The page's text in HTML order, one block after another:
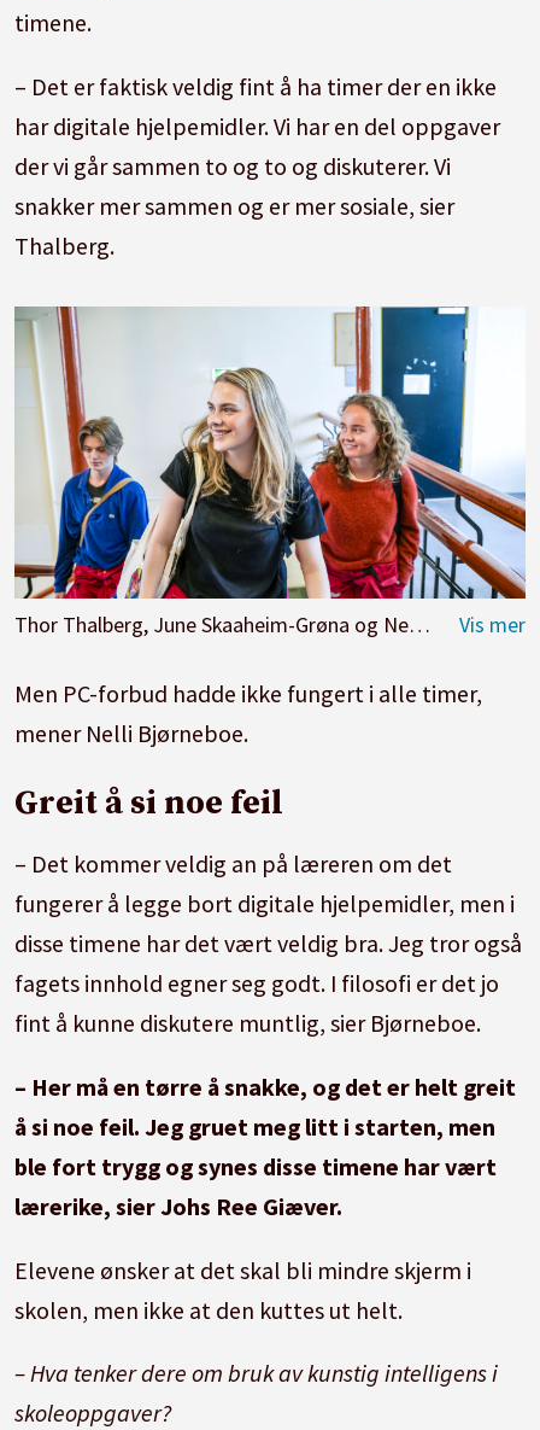
timene.
– Det er faktisk veldig fint å ha timer der en ikke
har digitale hjelpemidler. Vi har en del oppgaver
der vi går sammen to og to og diskuterer. Vi
snakker mer sammen og er mer sosiale, sier
Thalberg.
Thor Thalberg, June Skaaheim-Grøna og Nelli Bjørneboe liker at de diskuterer mer i timene til Thor Steinar.
Men PC-forbud hadde ikke fungert i alle timer,
mener Nelli Bjørneboe.
Greit å si noe feil
– Det kommer veldig an på læreren om det
fungerer å legge bort digitale hjelpemidler, men i
disse timene har det vært veldig bra. Jeg tror også
fagets innhold egner seg godt. I filosofi er det jo
fint å kunne diskutere muntlig, sier Bjørneboe.
– Her må en tørre å snakke, og det er helt greit
å si noe feil. Jeg gruet meg litt i starten, men
ble fort trygg og synes disse timene har vært
lærerike, sier Johs Ree Giæver.
Elevene ønsker at det skal bli mindre skjerm i
skolen, men ikke at den kuttes ut helt.
– Hva tenker dere om bruk av kunstig intelligens i
skoleoppgaver?